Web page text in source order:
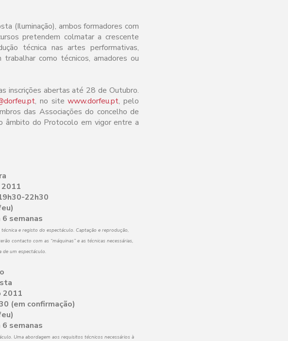
(Iluminação), ambos formadores com
pretendem colmatar a crescente
técnica nas artes performativas,
como técnicos, amadores ou
inscrições abertas até 28 de Outubro.
, no sitewww.dorfeu.pt, pelo
das Associações do concelho de
âmbito do Protocolo em vigor entre a
22h30
semanas
e registo do espectáculo. Captação e reprodução,
contacto com as “máquinas” e as técnicas necessárias,
de um espectáculo.
2011
(em confirmação)
semanas
Uma abordagem aos requisitos técnicos necessários à